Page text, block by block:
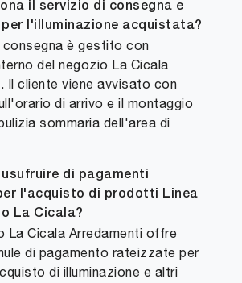
il servizio di consegna e
l'illuminazione acquistata?
consegna è gestito con
del negozio La Cicala
Il cliente viene avvisato con
di arrivo e il montaggio
sommaria dell'area di
di pagamenti
l'acquisto di prodotti Linea
La Cicala?
La Cicala Arredamenti offre
di pagamento rateizzate per
di illuminazione e altri